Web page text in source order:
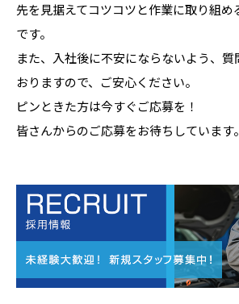
先を見据えてコツコツと作業に取り組
です。
また、入社後に不安にならないよう、
おりますので、ご安心ください。
ピンときた方は今すぐご応募を！
皆さんからのご応募をお待ちしています。